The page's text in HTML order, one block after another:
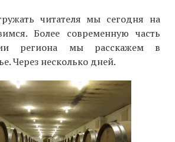
читателя мы сегодня на
Более современную часть
региона мы расскажем в
Через несколько дней.